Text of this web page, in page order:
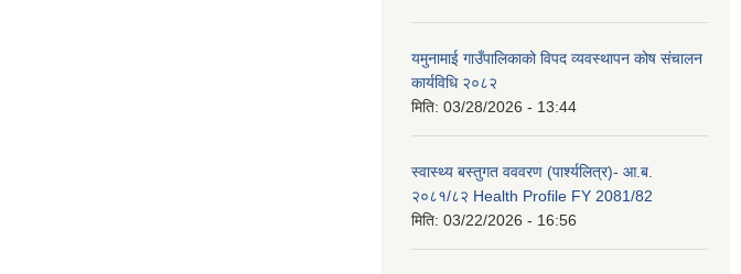
यमुनामाई गाउँपालिकाको विपद व्यवस्थापन कोष संचालन
कार्यविधि २०८२
मिति: 03/28/2026 - 13:44
स्वास्थ्य बस्तुगत वववरण (पार्श्यलित्र)- आ.ब.
२०८१/८२ Health Profile FY 2081/82
मिति: 03/22/2026 - 16:56